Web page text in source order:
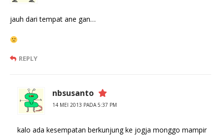
jauh dari tempat ane gan…
REPLY
nbsusanto
14 MEI 2013 PADA 5:37 PM
kalo ada kesempatan berkunjung ke jogja monggo mampir